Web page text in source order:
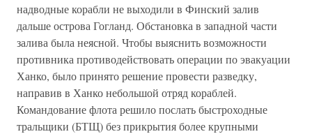
надводные корабли не выходили в Финский залив
дальше острова Гогланд. Обстановка в западной части
залива была неясной. Чтобы выяснить возможности
противника противодействовать операции по эвакуации
Ханко, было принято решение провести разведку,
направив в Ханко небольшой отряд кораблей.
Командование флота решило послать быстроходные
тральщики (БТЩ) без прикрытия более крупными